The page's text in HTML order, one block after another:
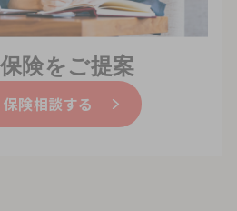
険をご提案
保険相談する